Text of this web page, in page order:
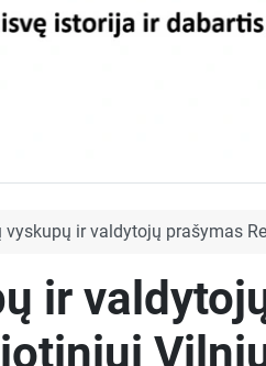
vyskupų ir valdytojų prašymas
ir